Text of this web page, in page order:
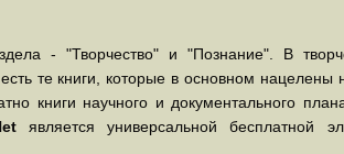
- "Творчество" и "Познание". В
те книги, которые в основном
книги научного и документального
является универсальной бесплатной